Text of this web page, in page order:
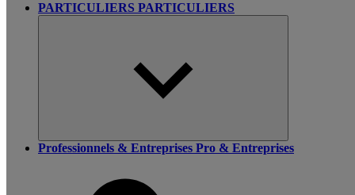
PARTICULIERS PARTICULIERS
Professionnels & Entreprises Pro & Entreprises